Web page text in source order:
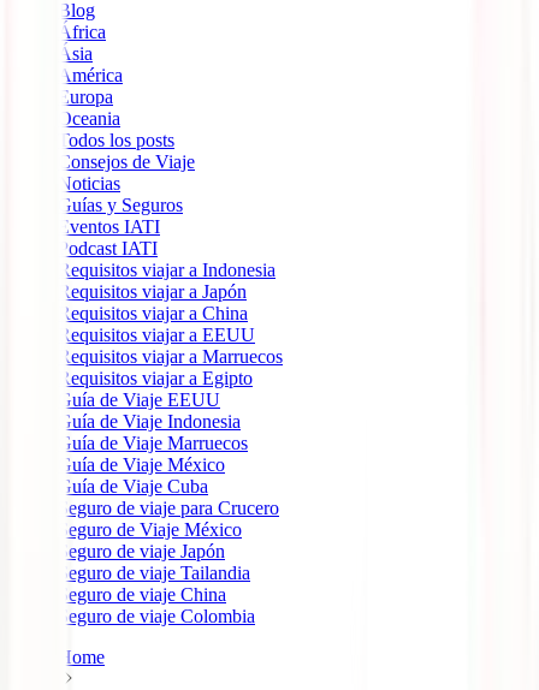
Blog
África
Ásia
América
Europa
Oceania
Todos los posts
Consejos de Viaje
Noticias
Guías y Seguros
Eventos IATI
Podcast IATI
Requisitos viajar a Indonesia
Requisitos viajar a Japón
Requisitos viajar a China
Requisitos viajar a EEUU
Requisitos viajar a Marruecos
Requisitos viajar a Egipto
Guía de Viaje EEUU
Guía de Viaje Indonesia
Guía de Viaje Marruecos
Guía de Viaje México
Guía de Viaje Cuba
Seguro de viaje para Crucero
Seguro de Viaje México
Seguro de viaje Japón
Seguro de viaje Tailandia
Seguro de viaje China
Seguro de viaje Colombia
Home